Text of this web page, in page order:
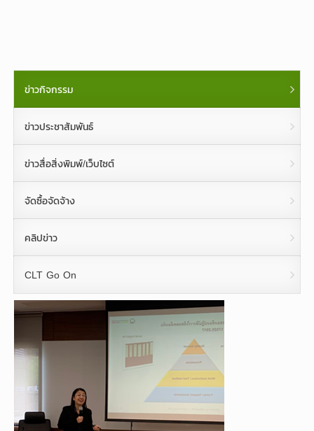
ข่าวกิจกรรม
ข่าวประชาสัมพันธ์
ข่าวสื่อสิ่งพิมพ์/เว็บไซต์
จัดซื้อจัดจ้าง
คลิปข่าว
CLT Go On